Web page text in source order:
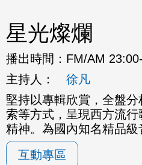
星光燦爛
播出時間： FM/AM
主持人：
徐凡
堅持以專輯欣賞，全盤
索等方式，呈現西方流
精神。為國內知名精品級
互動專區